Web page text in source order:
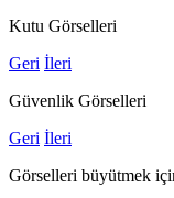
Kutu Görselleri
Geri İleri
Güvenlik Görselleri
Geri İleri
Görselleri büyütmek